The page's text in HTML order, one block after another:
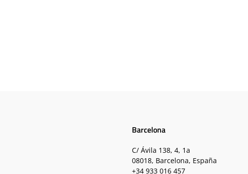
Barcelona
C/ Ávila 138, 4, 1a
08018, Barcelona, España
+34 933 016 457